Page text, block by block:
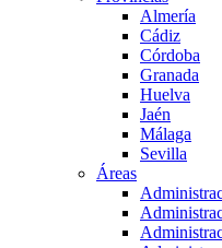
Almería
Cádiz
Córdoba
Granada
Huelva
Jaén
Málaga
Sevilla
Áreas